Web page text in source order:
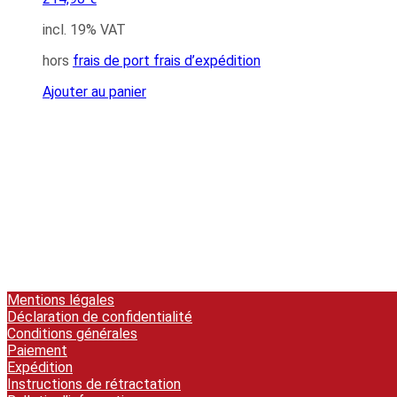
incl. 19% VAT
hors frais de port frais d’expédition
Ajouter au panier
Mentions légales
Déclaration de confidentialité
Conditions générales
Paiement
Expédition
Instructions de rétractation